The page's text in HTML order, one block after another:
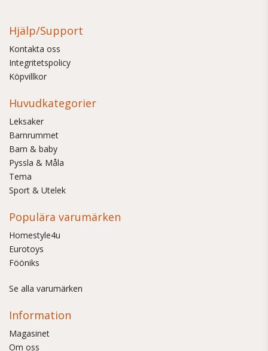
Hjälp/Support
Kontakta oss
Integritetspolicy
Köpvillkor
Huvudkategorier
Leksaker
Barnrummet
Barn & baby
Pyssla & Måla
Tema
Sport & Utelek
Populära varumärken
Homestyle4u
Eurotoys
Fööniks
Se alla varumärken
Information
Magasinet
Om oss